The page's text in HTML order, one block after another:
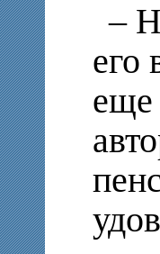
–
его
еще